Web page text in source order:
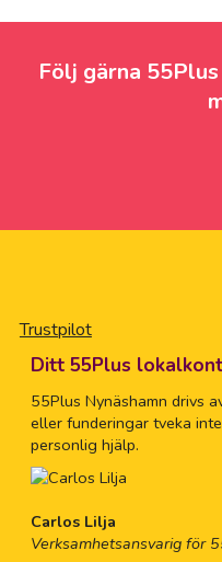
Följ gärna
Trustpilot
Ditt 55Plus
55Plus Nynäshamn drivs
eller funderingar tveka
personlig hjälp.
Carlos Lilja
Verksamhetsansvarig för